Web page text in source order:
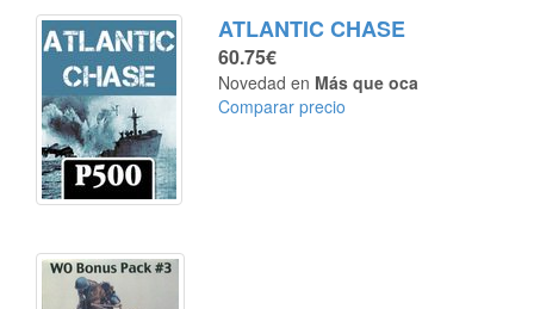
ATLANTIC CHASE
60.75€
Novedad en Más que oca
Comparar precio